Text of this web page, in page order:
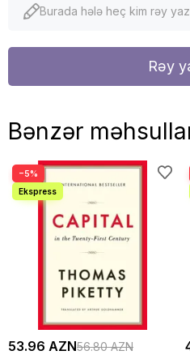
Burada hələ heç kim rəy
Rəy
Bənzər
−5%
53.96 AZN56.80 AZN